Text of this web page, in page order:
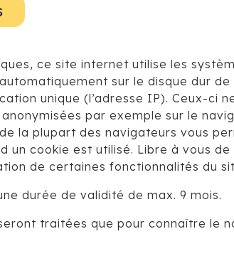
ce site internet utilise les
sur le disque dur
unique (l’adresse IP). Ceux-
par exemple sur le
la plupart des navigateurs vous
un cookie est utilisé. Libre à vous
de certaines fonctionnalités du
durée de validité de max. 9 mois.
traitées que pour connaître le